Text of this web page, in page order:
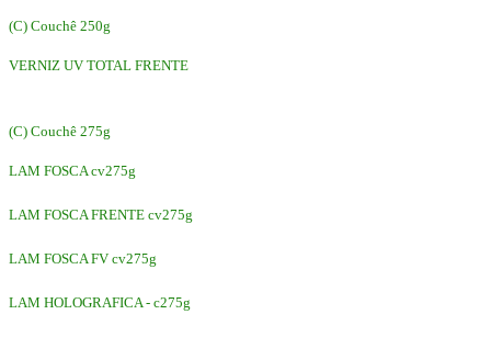
(C) Couchê 250g
VERNIZ UV TOTAL FRENTE
(C) Couchê 275g
LAM FOSCA cv275g
LAM FOSCA FRENTE cv275g
LAM FOSCA FV cv275g
LAM HOLOGRAFICA - c275g